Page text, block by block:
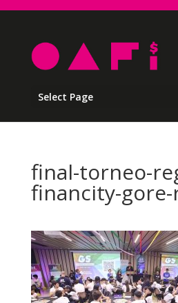
Select Page
final-torneo-
financity-gore-